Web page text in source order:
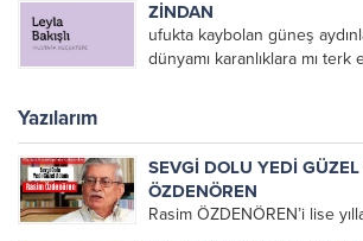
yırtılmıştı yirmisekizşubattı /
zulüm çoğalsındı ve ezilsindi
ZİNDAN
ufukta kaybolan güneş
dünyamı karanlıklara mı terk
Yazılarım
SEVGİ DOLU YEDİ
ÖZDENÖREN
Rasim ÖZDENÖREN’i lise